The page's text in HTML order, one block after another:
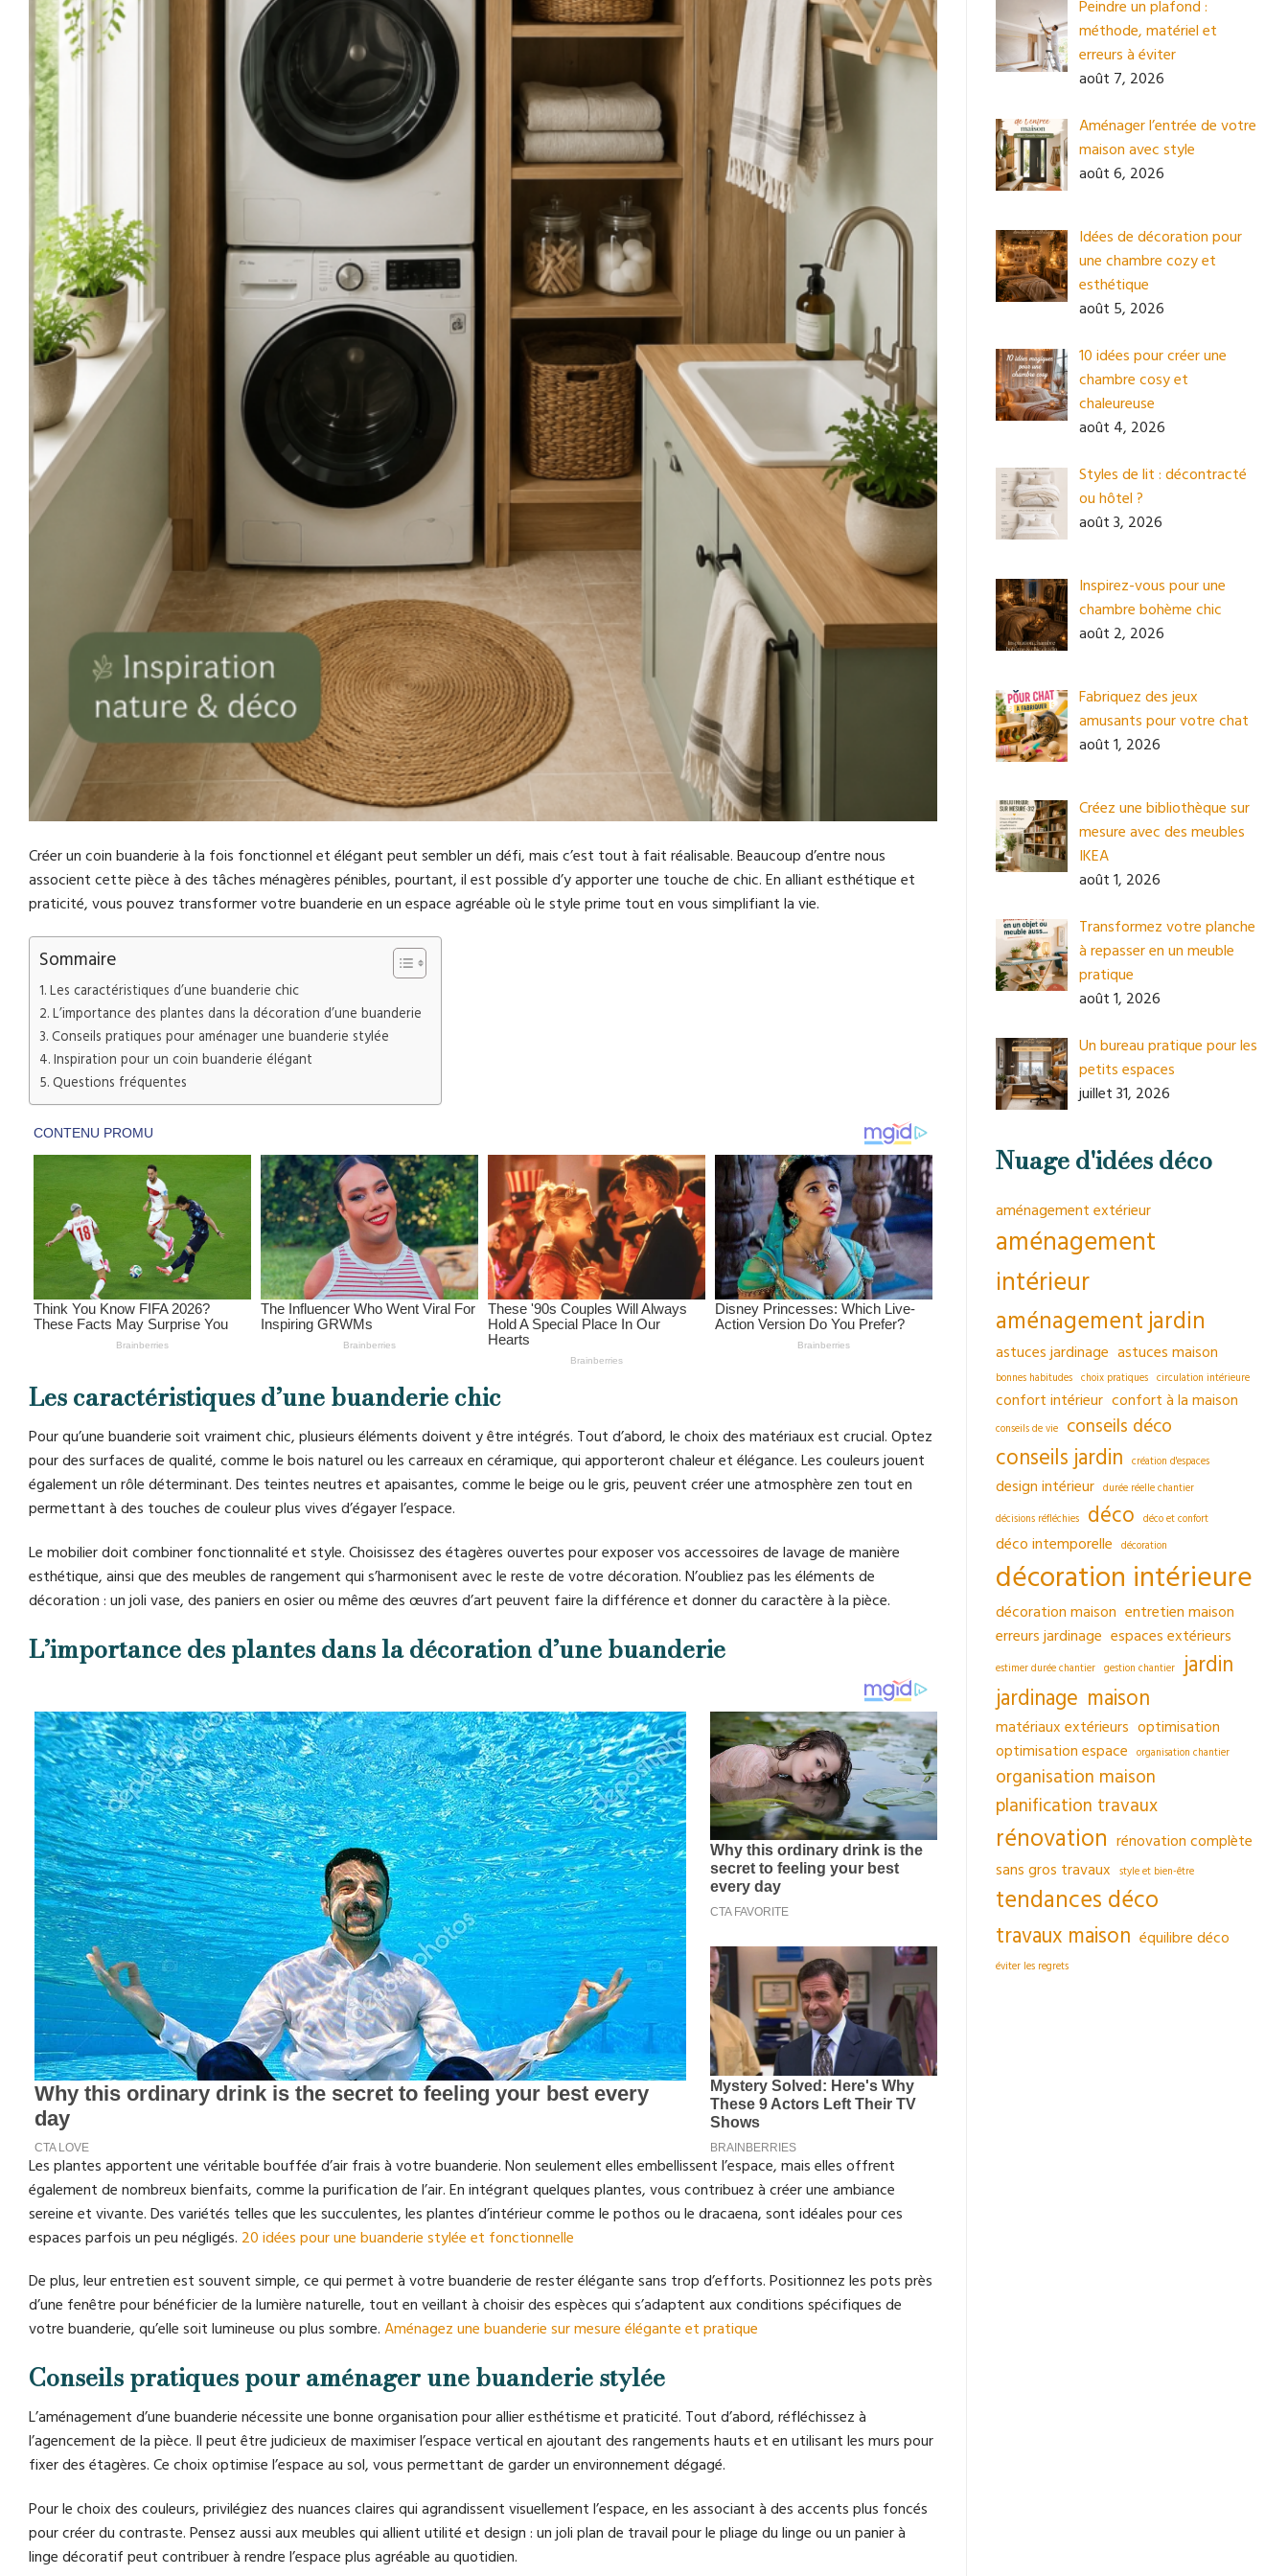
Créer un coin buanderie à la fois fonctionnel et élégant peut sembler un défi, mais c’est tout à fait réalisable. Beaucoup d’entre nous
associent cette pièce à des tâches ménagères pénibles, pourtant, il est possible d’y apporter une touche de chic. En alliant esthétique et
praticité, vous pouvez transformer votre buanderie en un espace agréable où le style prime tout en vous simplifiant la vie.
Sommaire
Les caractéristiques d’une buanderie chic
L’importance des plantes dans la décoration d’une buanderie
Conseils pratiques pour aménager une buanderie stylée
Inspiration pour un coin buanderie élégant
Questions fréquentes
Les caractéristiques d’une buanderie chic
Pour qu’une buanderie soit vraiment chic, plusieurs éléments doivent y être intégrés. Tout d’abord, le choix des matériaux est crucial. Optez
pour des surfaces de qualité, comme le bois naturel ou les carreaux en céramique, qui apporteront chaleur et élégance. Les couleurs jouent
également un rôle déterminant. Des teintes neutres et apaisantes, comme le beige ou le gris, peuvent créer une atmosphère zen tout en
permettant à des touches de couleur plus vives d’égayer l’espace.
Le mobilier doit combiner fonctionnalité et style. Choisissez des étagères ouvertes pour exposer vos accessoires de lavage de manière
esthétique, ainsi que des meubles de rangement qui s’harmonisent avec le reste de votre décoration. N’oubliez pas les éléments de
décoration : un joli vase, des paniers en osier ou même des œuvres d’art peuvent faire la différence et donner du caractère à la pièce.
L’importance des plantes dans la décoration d’une buanderie
Les plantes apportent une véritable bouffée d’air frais à votre buanderie. Non seulement elles embellissent l’espace, mais elles offrent
également de nombreux bienfaits, comme la purification de l’air. En intégrant quelques plantes, vous contribuez à créer une ambiance
sereine et vivante. Des variétés telles que les succulentes, les plantes d’intérieur comme le pothos ou le dracaena, sont idéales pour ces
espaces parfois un peu négligés. 20 idées pour une buanderie stylée et fonctionnelle
De plus, leur entretien est souvent simple, ce qui permet à votre buanderie de rester élégante sans trop d’efforts. Positionnez les pots près
d’une fenêtre pour bénéficier de la lumière naturelle, tout en veillant à choisir des espèces qui s’adaptent aux conditions spécifiques de
votre buanderie, qu’elle soit lumineuse ou plus sombre. Aménagez une buanderie sur mesure élégante et pratique
Conseils pratiques pour aménager une buanderie stylée
L’aménagement d’une buanderie nécessite une bonne organisation pour allier esthétisme et praticité. Tout d’abord, réfléchissez à
l’agencement de la pièce. Il peut être judicieux de maximiser l’espace vertical en ajoutant des rangements hauts et en utilisant les murs pour
fixer des étagères. Ce choix optimise l’espace au sol, vous permettant de garder un environnement dégagé.
Pour le choix des couleurs, privilégiez des nuances claires qui agrandissent visuellement l’espace, en les associant à des accents plus foncés
pour créer du contraste. Pensez aussi aux meubles qui allient utilité et design : un joli plan de travail pour le pliage du linge ou un panier à
linge décoratif peut contribuer à rendre l’espace plus agréable au quotidien.
Peindre un plafond :
méthode, matériel et
erreurs à éviter
août 7, 2026
Aménager l’entrée de votre
maison avec style
août 6, 2026
Idées de décoration pour
une chambre cozy et
esthétique
août 5, 2026
10 idées pour créer une
chambre cosy et
chaleureuse
août 4, 2026
Styles de lit : décontracté
ou hôtel ?
août 3, 2026
Inspirez-vous pour une
chambre bohème chic
août 2, 2026
Fabriquez des jeux
amusants pour votre chat
août 1, 2026
Créez une bibliothèque sur
mesure avec des meubles
IKEA
août 1, 2026
Transformez votre planche
à repasser en un meuble
pratique
août 1, 2026
Un bureau pratique pour les
petits espaces
juillet 31, 2026
Nuage d'idées déco
aménagement extérieur
aménagement
intérieur
aménagement jardin
astuces jardinage astuces maison
bonnes habitudes choix pratiques circulation intérieure
confort intérieur confort à la maison
conseils de vie conseils déco
conseils jardin création d'espaces
design intérieur durée réelle chantier
décisions réfléchies déco déco et confort
déco intemporelle décoration
décoration intérieure
décoration maison entretien maison
erreurs jardinage espaces extérieurs
estimer durée chantier gestion chantier
jardin
jardinage maison
matériaux extérieurs optimisation
optimisation espace
organisation chantier
organisation maison
planification travaux
rénovation rénovation complète
sans gros travaux
style et bien-être
tendances déco
travaux maison équilibre déco
éviter les regrets